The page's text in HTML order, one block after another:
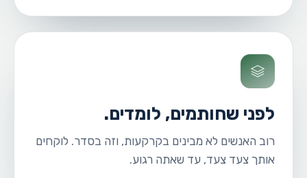
לפני שחותמים, לומדים.
רוב האנשים לא מבינים בקרקעות, וזה בסדר. לוקחים
אותך צעד צעד, עד שאתה רגוע.